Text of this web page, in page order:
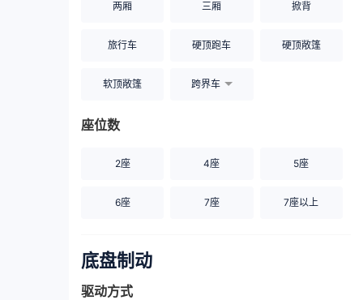
两厢 三厢 掀背
旅行车 硬顶跑车 硬顶敞篷
软顶敞篷 跨界车
座位数
2座 4座 5座
6座 7座 7座以上
底盘制动
驱动方式